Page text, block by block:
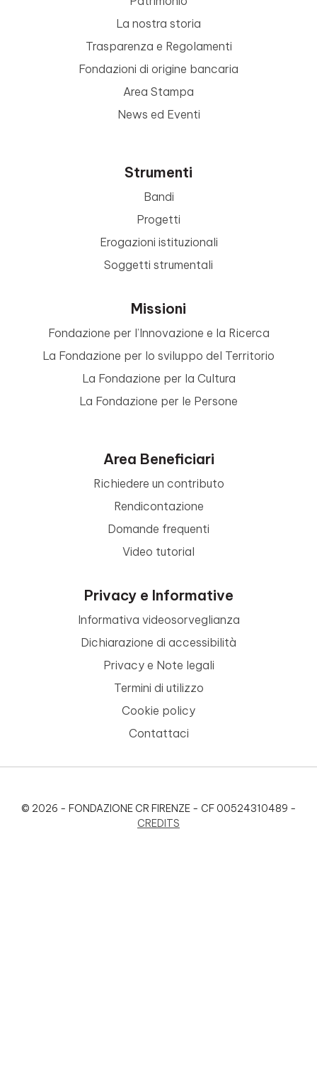
La nostra storia
Trasparenza e Regolamenti
Fondazioni di origine bancaria
Area Stampa
News ed Eventi
Strumenti
Bandi
Progetti
Erogazioni istituzionali
Soggetti strumentali
Missioni
Fondazione per l’Innovazione e la Ricerca
La Fondazione per lo sviluppo del Territorio
La Fondazione per la Cultura
La Fondazione per le Persone
Area Beneficiari
Richiedere un contributo
Rendicontazione
Domande frequenti
Video tutorial
Privacy e Informative
Informativa videosorveglianza
Dichiarazione di accessibilità
Privacy e Note legali
Termini di utilizzo
Cookie policy
Contattaci
© 2026 - FONDAZIONE CR FIRENZE - CF 00524310489 -
CREDITS